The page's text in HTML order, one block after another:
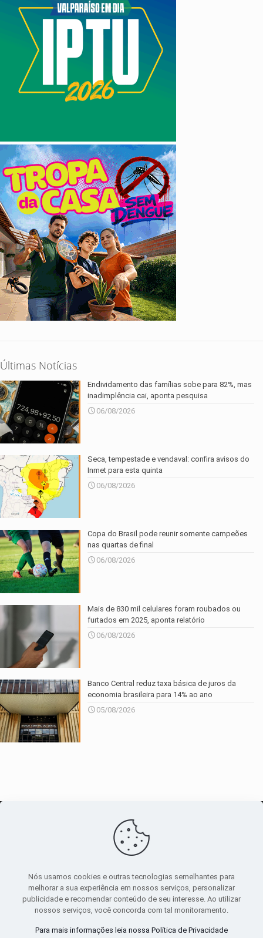
Últimas Notícias
Endividamento das famílias sobe para 82%, mas
inadimplência cai, aponta pesquisa
06/08/2026
Seca, tempestade e vendaval: confira avisos do
Inmet para esta quinta
06/08/2026
Copa do Brasil pode reunir somente campeões
nas quartas de final
06/08/2026
Mais de 830 mil celulares foram roubados ou
furtados em 2025, aponta relatório
06/08/2026
Banco Central reduz taxa básica de juros da
economia brasileira para 14% ao ano
05/08/2026
canal de notícias
Sobre|Política Privacidade|Termos de uso
Nós usamos cookies e outras tecnologias semelhantes para
melhorar a sua experiência em nossos serviços, personalizar
publicidade e recomendar conteúdo de seu interesse. Ao utilizar
nossos serviços, você concorda com tal monitoramento.
Para mais informações leia nossa Política de Privacidade